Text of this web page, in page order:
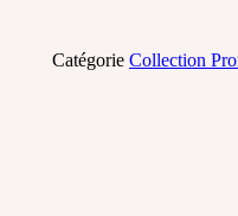
Catégorie Collection